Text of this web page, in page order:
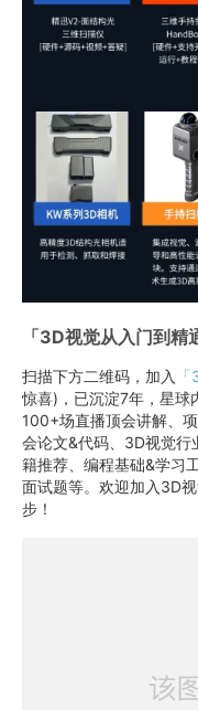
「3D视觉从入门到精
扫描下方二维码，加入
惊喜)，已沉淀7年，星球
100+场直播顶会讲解、
会论文&代码、3D视觉行
籍推荐、编程基础&学习
面试题等。欢迎加入3D
步！